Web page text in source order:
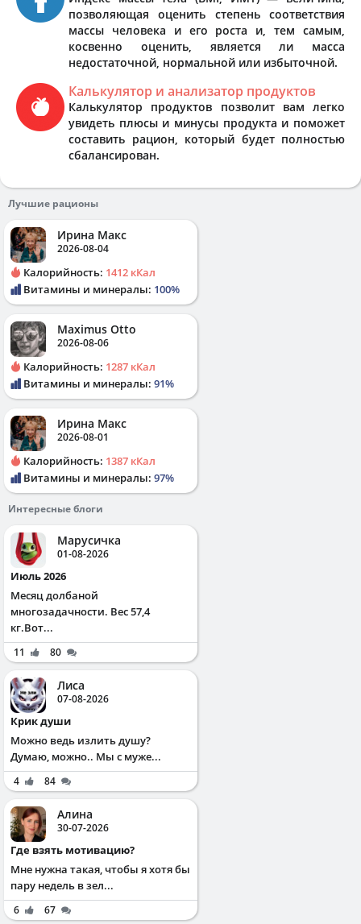
позволяющая оценить степень соответствия
массы человека и его роста и, тем самым,
косвенно оценить, является ли масса
недостаточной, нормальной или избыточной.
Калькулятор и анализатор продуктов
Калькулятор продуктов позволит вам легко
увидеть плюсы и минусы продукта и поможет
составить рацион, который будет полностью
сбалансирован.
Лучшие рационы
Ирина Макс
2026-08-04
Калорийность: 1412 кКал
Витамины и минералы: 100%
Maximus Otto
2026-08-06
Калорийность: 1287 кКал
Витамины и минералы: 91%
Ирина Макс
2026-08-01
Калорийность: 1387 кКал
Витамины и минералы: 97%
Интересные блоги
Марусичка
01-08-2026
Июль 2026
Месяц долбаной
многозадачности. Вес 57,4
кг.Вот...
11 80
Лиса
07-08-2026
Крик души
Можно ведь излить душу?
Думаю, можно.. Мы с муже...
4 84
Алина
30-07-2026
Где взять мотивацию?
Мне нужна такая, чтобы я хотя бы
пару недель в зел...
6
67